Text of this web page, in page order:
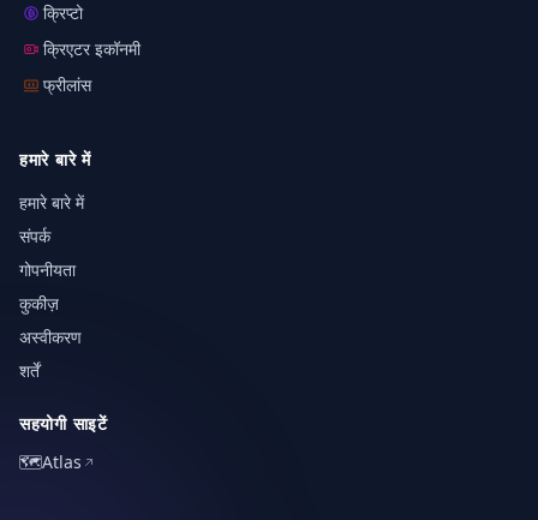
क्रिप्टो
क्रिएटर इकॉनमी
फ्रीलांस
हमारे बारे में
हमारे बारे में
संपर्क
गोपनीयता
कुकीज़
अस्वीकरण
शर्तें
सहयोगी साइटें
🗺️Atlas